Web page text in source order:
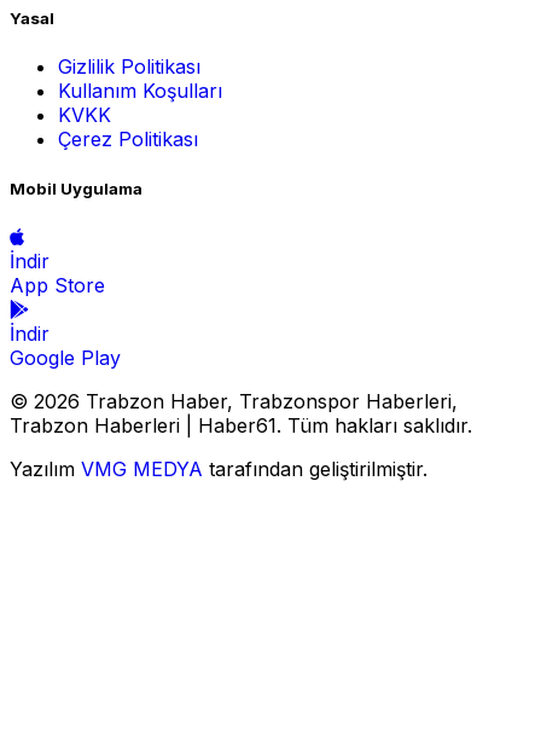
Yasal
Gizlilik Politikası
Kullanım Koşulları
KVKK
Çerez Politikası
Mobil Uygulama
İndir
App Store
İndir
Google Play
© 2026 Trabzon Haber, Trabzonspor Haberleri,
Trabzon Haberleri | Haber61. Tüm hakları saklıdır.
Yazılım VMG MEDYA tarafından geliştirilmiştir.